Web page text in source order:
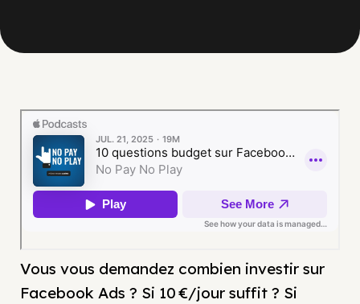
Vous vous demandez combien investir sur
Facebook Ads ? Si 10 €/jour suffit ? Si